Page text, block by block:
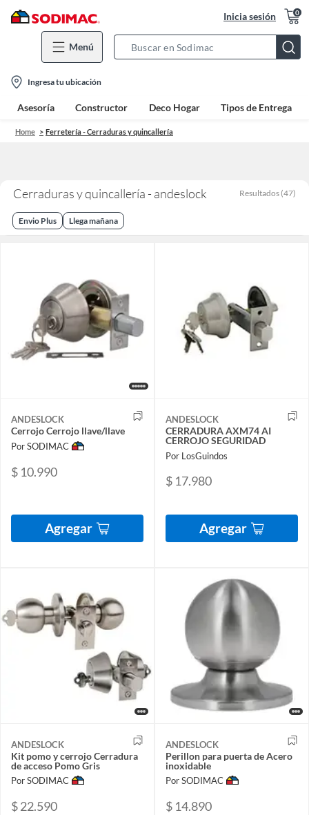
Inicia sesión 0
Menú
Bar
location-
icon
Ingresa tu ubicación
Asesoría Constructor Deco Hogar Tipos de Entrega
Home Ferretería - Cerraduras y quincallería
Cerraduras y quincallería - andeslock Resultados (47)
Envio Plus Llega mañana
ANDESLOCK
Cerrojo Cerrojo llave/llave
Por SODIMAC
$ 10.990
Agregar
ANDESLOCK
CERRADURA AXM74 AI
CERROJO SEGURIDAD
Por LosGuindos
$ 17.980
Agregar
ANDESLOCK
Kit pomo y cerrojo Cerradura
de acceso Pomo Gris
Por SODIMAC
$ 22.590
ANDESLOCK
Perillon para puerta de Acero
inoxidable
Por SODIMAC
$ 14.890